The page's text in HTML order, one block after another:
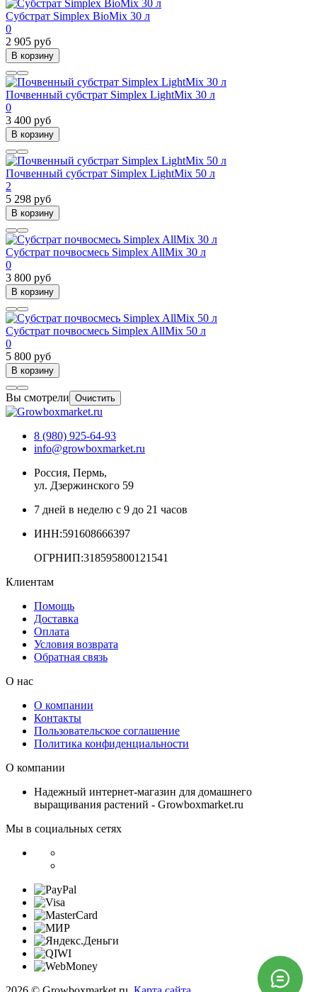
Субстрат Simplex BioMix 30 л
0
2 905 руб
В корзину
Почвенный субстрат Simplex LightMix 30 л
0
3 400 руб
В корзину
Почвенный субстрат Simplex LightMix 50 л
2
5 298 руб
В корзину
Cубстрат почвосмесь Simplex AllMix 30 л
0
3 800 руб
В корзину
Cубстрат почвосмесь Simplex AllMix 50 л
0
5 800 руб
В корзину
Вы смотрели Очистить
8 (980) 925-64-93
info@growboxmarket.ru
Россия, Пермь,
ул. Дзержинского 59
7 дней в неделю с 9 до 21 часов
ИНН:591608666397
ОГРНИП:318595800121541
Клиентам
Помощь
Доставка
Оплата
Условия возврата
Обратная связь
О нас
О компании
Контакты
Пользовательское соглашение
Политика конфиденциальности
О компании
Надежный интернет-магазин для домашнего
выращивания растений - Growboxmarket.ru
Мы в социальных сетях